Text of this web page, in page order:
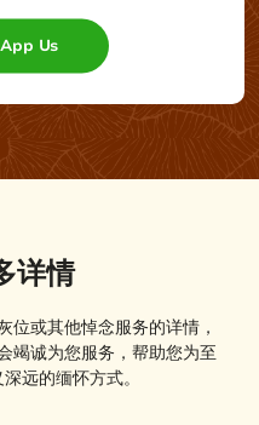
Us
详情
位或其他悼念服务的详情，
竭诚为您服务，帮助您为至
远的缅怀方式。